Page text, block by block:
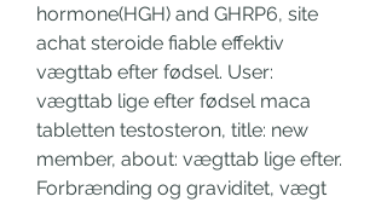
hormone(HGH) and GHRP6, site
achat steroide fiable effektiv
vægttab efter fødsel. User:
vægttab lige efter fødsel maca
tabletten testosteron, title: new
member, about: vægttab lige efter.
Forbrænding og graviditet, vægt